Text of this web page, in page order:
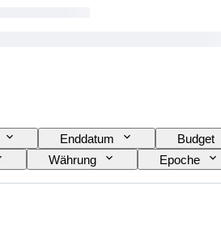
Enddatum Budget
Währung Epoche